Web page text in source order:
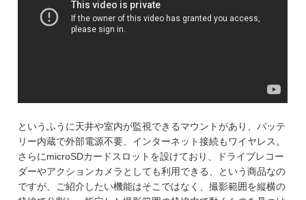
というふうに天井や室内が監視できるマウントがあり、バッテ
リー内蔵で外部電源不要、インターネット接続もワイヤレス。
さらにmicroSDカードスロットを設けており、ドライブレコー
ダーやアクションカメラとしても利用できる、という商品なの
ですが、ご紹介したい機能はそこではなく、撮影範囲を縦横の